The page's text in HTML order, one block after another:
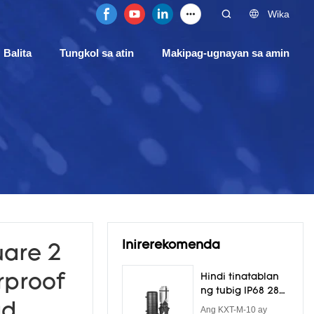
Wika
Balita Tungkol sa atin Makipag-ugnayan sa amin
2
Inirerekomenda
Hindi tinatablan
ng tubig IP68 288
Core FTTH Dome
Ang KXT-M-10 ay